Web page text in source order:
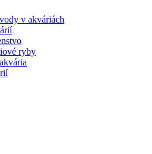
v akváriách
ryby